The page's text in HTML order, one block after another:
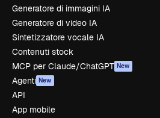
Generatore di immagini IA
Generatore di video IA
Sintetizzatore vocale IA
Contenuti stock
MCP per Claude/ChatGPT New
Agenti New
API
App mobile